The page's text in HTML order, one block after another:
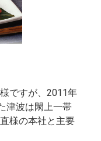
ですが、2011年
津波は閖上一帯
様の本社と主要